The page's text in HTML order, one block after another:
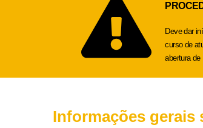
Deve dar
curso de
abertura
Informações gerais